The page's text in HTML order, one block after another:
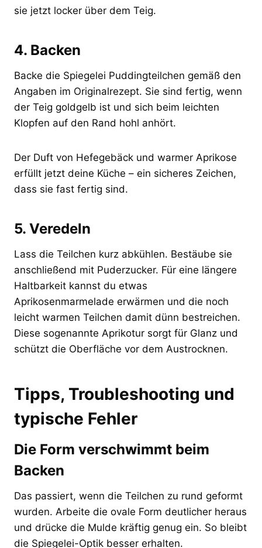
sie jetzt locker über dem Teig.
4. Backen
Backe die Spiegelei Puddingteilchen gemäß den
Angaben im Originalrezept. Sie sind fertig, wenn
der Teig goldgelb ist und sich beim leichten
Klopfen auf den Rand hohl anhört.
Der Duft von Hefegebäck und warmer Aprikose
erfüllt jetzt deine Küche – ein sicheres Zeichen,
dass sie fast fertig sind.
5. Veredeln
Lass die Teilchen kurz abkühlen. Bestäube sie
anschließend mit Puderzucker. Für eine längere
Haltbarkeit kannst du etwas
Aprikosenmarmelade erwärmen und die noch
leicht warmen Teilchen damit dünn bestreichen.
Diese sogenannte Aprikotur sorgt für Glanz und
schützt die Oberfläche vor dem Austrocknen.
Tipps, Troubleshooting und
typische Fehler
Die Form verschwimmt beim
Backen
Das passiert, wenn die Teilchen zu rund geformt
wurden. Arbeite die ovale Form deutlicher heraus
und drücke die Mulde kräftig genug ein. So bleibt
die Spiegelei-Optik besser erhalten.